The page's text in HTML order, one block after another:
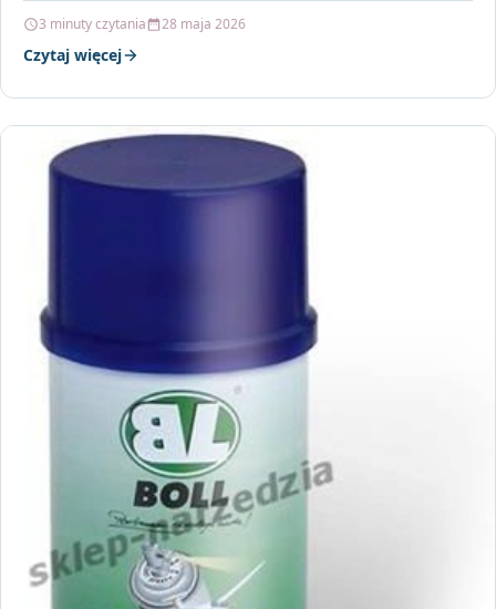
3 minuty czytania 28 maja 2026
Czytaj więcej